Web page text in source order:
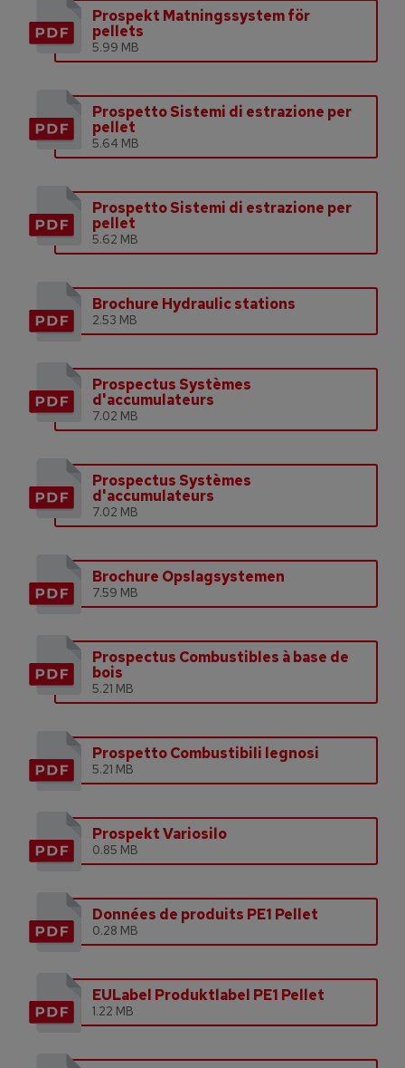
Prospekt Matningssystem för
pellets
5.99 MB
Prospetto Sistemi di estrazione per
pellet
5.64 MB
Prospetto Sistemi di estrazione per
pellet
5.62 MB
Brochure Hydraulic stations
2.53 MB
Prospectus Systèmes
d'accumulateurs
7.02 MB
Prospectus Systèmes
d'accumulateurs
7.02 MB
Brochure Opslagsystemen
7.59 MB
Prospectus Combustibles à base de
bois
5.21 MB
Prospetto Combustibili legnosi
5.21 MB
Prospekt Variosilo
0.85 MB
Données de produits PE1 Pellet
0.28 MB
EULabel Produktlabel PE1 Pellet
1.22 MB